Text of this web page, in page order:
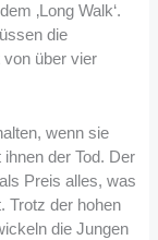
‚Long Walk‘.
die
von über vier
wenn sie
der Tod. Der
Preis alles, was
Trotz der hohen
die Jungen